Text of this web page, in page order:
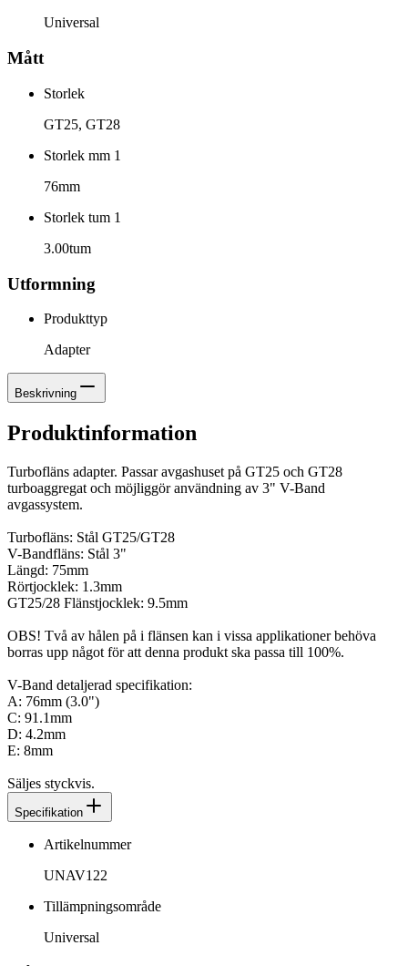
Universal
Mått
Storlek
GT25, GT28
Storlek mm 1
76mm
Storlek tum 1
3.00tum
Utformning
Produkttyp
Adapter
Beskrivning
Produktinformation
Turbofläns adapter. Passar avgashuset på GT25 och GT28
turboaggregat och möjliggör användning av 3" V-Band
avgassystem.
Turbofläns: Stål GT25/GT28
V-Bandfläns: Stål 3"
Längd: 75mm
Rörtjocklek: 1.3mm
GT25/28 Flänstjocklek: 9.5mm
OBS! Två av hålen på i flänsen kan i vissa applikationer behöva
borras upp något för att denna produkt ska passa till 100%.
V-Band detaljerad specifikation:
A: 76mm (3.0")
C: 91.1mm
D: 4.2mm
E: 8mm
Säljes styckvis.
Specifikation
Artikelnummer
UNAV122
Tillämpningsområde
Universal